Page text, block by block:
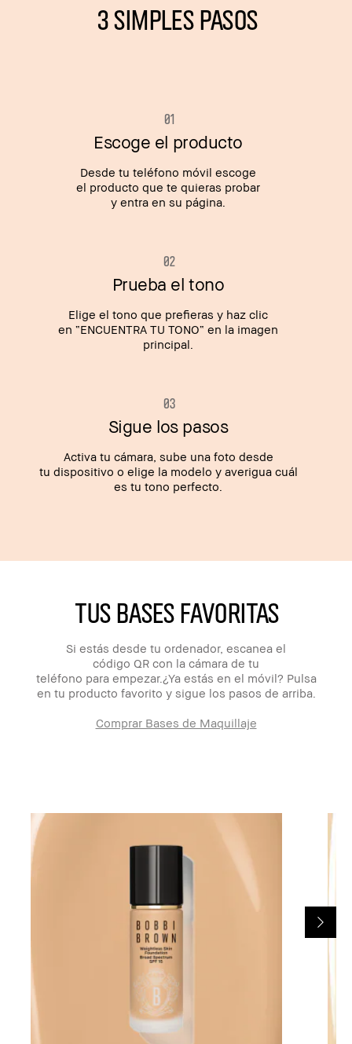
3 SIMPLES PASOS
0 1
Escoge el producto
Desde tu teléfono móvil escoge
el producto que te quieras probar
y entra en su página.
0 2
Prueba el tono
Elige el tono que prefieras y haz clic
en “ENCUENTRA TU TONO“ en la imagen
principal.
0 3
Sigue los pasos
Activa tu cámara, sube una foto desde
tu dispositivo o elige la modelo y averigua cuál
es tu tono perfecto.
TUS BASES FAVORITAS
Si estás desde tu ordenador, escanea el
código QR con la cámara de tu
teléfono para empezar.¿Ya estás en el móvil? Pulsa
en tu producto favorito y sigue los pasos de arriba.
Comprar Bases de Maquillaje